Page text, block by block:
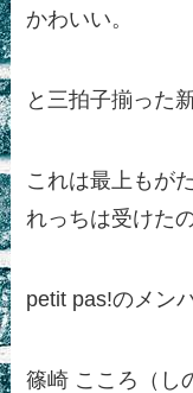
かわいい。
と三拍子揃った
これは最上もが
れっちは受けた
petit pas!のメン
篠崎 こころ（し